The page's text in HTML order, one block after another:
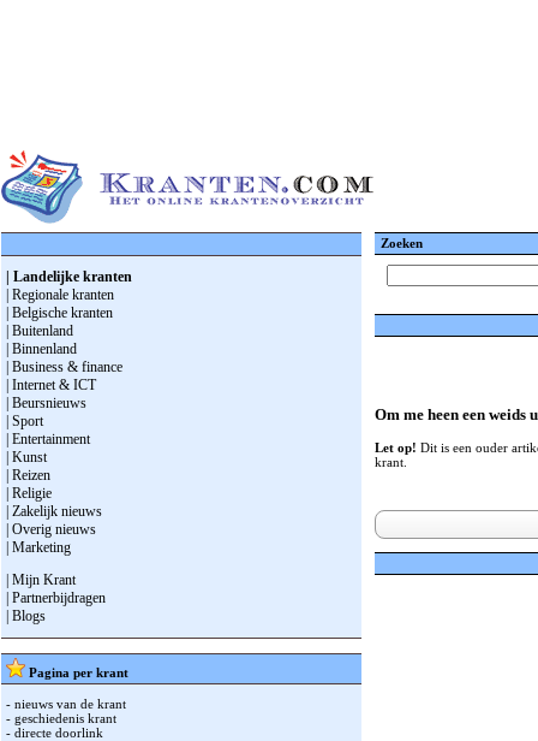
| Landelijke kranten
| Regionale kranten
| Belgische kranten
| Buitenland
| Binnenland
| Business & finance
| Internet & ICT
| Beursnieuws
| Sport
| Entertainment
| Kunst
| Reizen
| Religie
| Zakelijk nieuws
| Overig nieuws
| Marketing
| Mijn Krant
| Partnerbijdragen
| Blogs
Pagina per krant
- nieuws van de krant
- geschiedenis krant
- directe doorlink
Zoeken
Om me heen een weids
Let op! Dit is een ouder
krant.